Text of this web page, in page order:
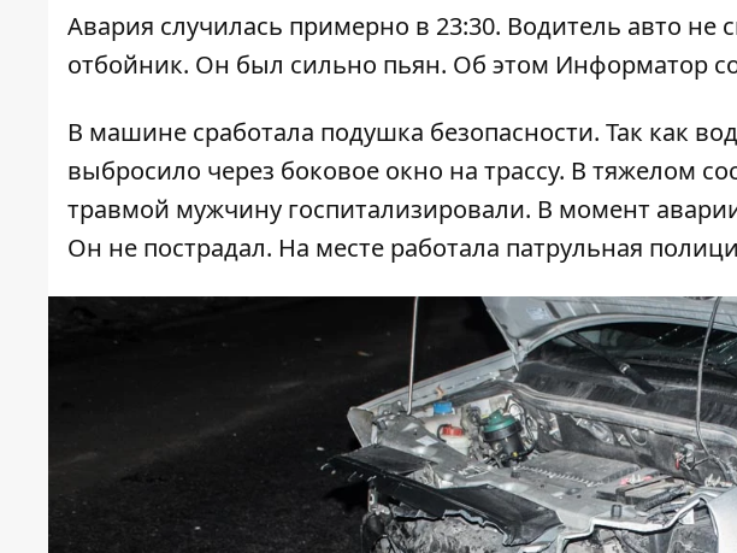
Авария случилась примерно в 23:30. Водитель авто не
отбойник. Он был сильно пьян. Об этом Информатор
В машине сработала подушка безопасности. Так как
выбросило через боковое окно на трассу. В тяжелом
травмой мужчину госпитализировали. В момент
Он не пострадал. На месте работала патрульная